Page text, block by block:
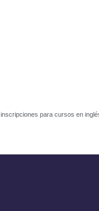
para cursos en